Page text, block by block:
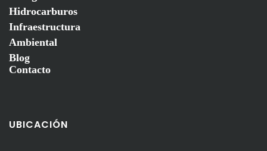
Hidrocarburos
Infraestructura
Ambiental
Blog
Contacto
UBICACIÓN